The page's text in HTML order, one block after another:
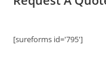
[sureforms id='795']